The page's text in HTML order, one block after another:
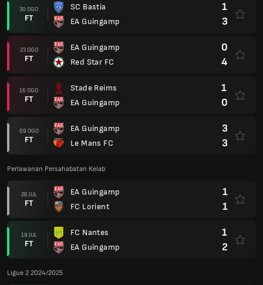
30 OGO
FT
SC Bastia
EA Guingamp
1
3
23 OGO
FT
EA Guingamp
Red Star FC
0
4
16 OGO
FT
Stade Reims
EA Guingamp
1
0
09 OGO
FT
EA Guingamp
Le Mans FC
3
3
Perlawanan Persahabatan Kelab
26 JUL
FT
EA Guingamp
FC Lorient
1
1
19 JUL
FT
FC Nantes
EA Guingamp
1
2
Ligue 2 2024/2025